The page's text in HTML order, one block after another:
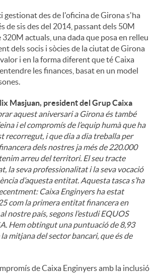
gestionat des de l'oficina de Girona s'ha
de sis des del 2014, passant dels 50M
320M actuals, una dada que posa en relleu
dels socis i sòcies de la ciutat de Girona
i en la forma diferent que té Caixa
les finances, basat en un model
Masjuan, president del Grup Caixa
aquest aniversari a Girona és també
i el compromís de l’equip humà que ha
recorregut, i que dia a dia treballa per
dels nostres ja més de 220.000
arreu del territori. El seu tracte
la seva professionalitat i la seva vocació
d’aquesta entitat. Aquesta tasca s’ha
Caixa Enginyers ha estat
com la primera entitat financera en
nostre país, segons l’estudi EQUOS
Hem obtingut una puntuació de 8,93
mitjana del sector bancari, que és de
de Caixa Enginyers amb la inclusió